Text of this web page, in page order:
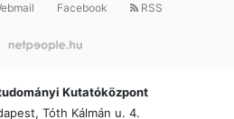
Facebook RSS
Kutatóközpont
Tóth Kálmán u. 4.